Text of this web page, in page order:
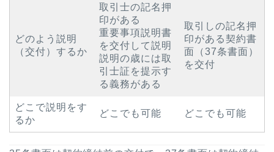
どのよう説明
（交付）するか
取引士の記名押
印がある
重要事項説明書
を交付して説明
説明の歳には取
引士証を提示す
る義務がある
取引しの記名押
印がある契約書
面（37条書面）
を交付
どこで説明をす
るか
どこでも可能 どこでも可能